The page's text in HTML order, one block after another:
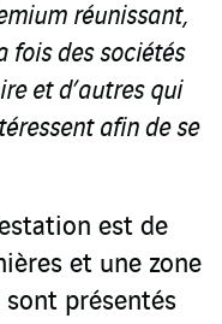
réunissant,
fois des sociétés
et d’autres qui
afin de se
est de
et une zone
sont présentés